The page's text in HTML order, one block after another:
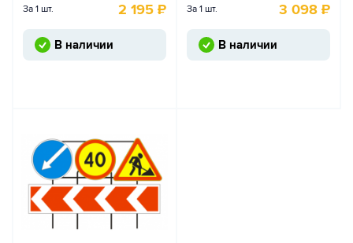
За 1 шт. 2 195 ₽
В наличии
За 1 шт. 3 098 ₽
В наличии